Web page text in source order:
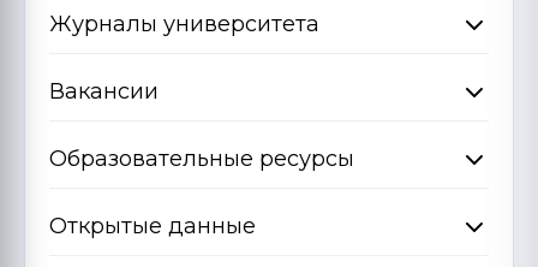
Журналы университета
Вакансии
Образовательные ресурсы
Открытые данные